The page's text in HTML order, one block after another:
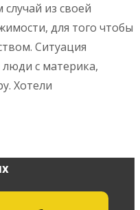
случай из своей
для того чтобы
Ситуация
с материка,
Хотели